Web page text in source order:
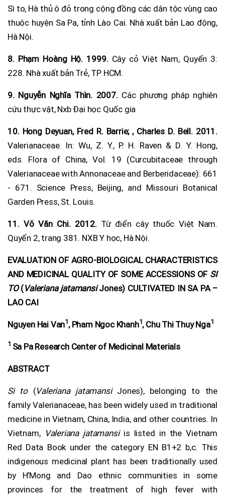
Sì to, Hà thủ ô đỏ trong cộng đồng các dân tộc vùng cao
thuộc huyện Sa Pa, tỉnh Lào Cai. Nhà xuất bản Lao động,
Hà Nội.
8. Phạm Hoàng Hộ. 1999. Cây cỏ Việt Nam, Quyển 3:
228. Nhà xuất bản Trẻ, TP HCM.
9. Nguyễn Nghĩa Thìn. 2007. Các phương pháp nghiên
cứu thực vật, Nxb Đại học Quốc gia
10. Hong Deyuan, Fred R. Barrie; , Charles D. Bell. 2011.
Valerianaceae. In: Wu, Z. Y., P. H. Raven & D. Y. Hong,
eds. Flora of China, Vol. 19 (Curcubitaceae through
Valerianaceae with Annonaceae and Berberidaceae): 661
- 671. Science Press, Beijing, and Missouri Botanical
Garden Press, St. Louis.
11. Võ Văn Chi. 2012. Từ điển cây thuốc Việt Nam.
Quyển 2, trang 381. NXB Y học, Hà Nội.
EVALUATION OF AGRO-BIOLOGICAL CHARACTERISTICS
AND MEDICINAL QUALITY OF SOME ACCESSIONS OF SI
TO(Valeriana jatamansiJones) CULTIVATED IN SA PA –
LAO CAI
Nguyen Hai Van1, Pham Ngoc Khanh1, Chu Thi Thuy Nga1
1 Sa Pa Research Center of Medicinal Materials
ABSTRACT
Si to(Valeriana jatamansiJones), belonging to the
family Valerianaceae, has been widely used in traditional
medicine in Vietnam, China, India, and other countries. In
Vietnam, Valeriana jatamansiis listed in the Vietnam
Red Data Book under the category EN B1+2 b,c. This
indigenous medicinal plant has been traditionally used
by H’Mong and Dao ethnic communities in some
provinces for the treatment of high fever with